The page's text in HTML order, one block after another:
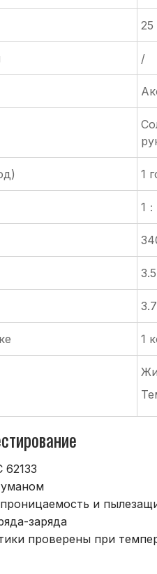
/
1
1
3.5
1
62133
и
заряда
проверены при